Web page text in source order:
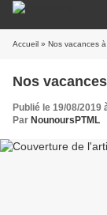
Accueil » Nos vacances à
Nos
Publié le 19/08/2019
Par NounoursPTML